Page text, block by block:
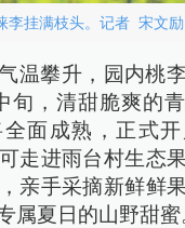
李挂满枝头。记者 宋文
温攀升，园内桃
旬，清甜脆爽的
面成熟，正式
走进雨台村生态
亲手采摘新鲜鲜
属夏日的山野甜蜜